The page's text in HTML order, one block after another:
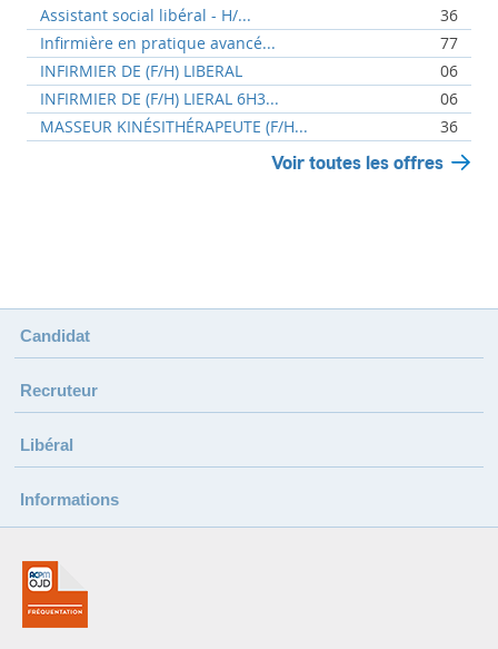
Assistant social libéral - H/...
36
Infirmière en pratique avancé...
77
INFIRMIER DE (F/H) LIBERAL
06
INFIRMIER DE (F/H) LIERAL 6H3...
06
MASSEUR KINÉSITHÉRAPEUTE (F/H...
36
Voir toutes les offres
Candidat
Recruteur
Libéral
Informations